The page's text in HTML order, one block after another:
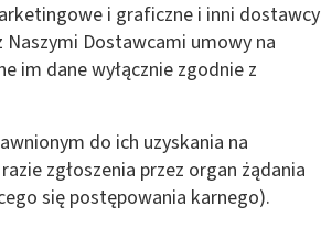
i graficzne i inni dostawcy
Naszymi Dostawcami umowy na
im dane wyłącznie zgodnie z
do ich uzyskania na
zgłoszenia przez organ żądania
się postępowania karnego).